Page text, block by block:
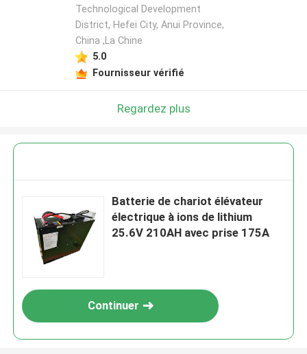
Technological Development
District, Hefei City, Anui Province,
China ,La Chine
5.0
Fournisseur vérifié
Regardez plus
Batterie de chariot élévateur
électrique à ions de lithium
25.6V 210AH avec prise 175A
Continuer